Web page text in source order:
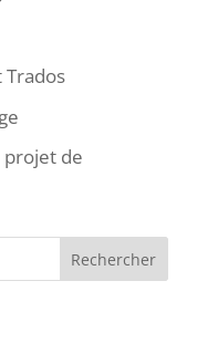
de